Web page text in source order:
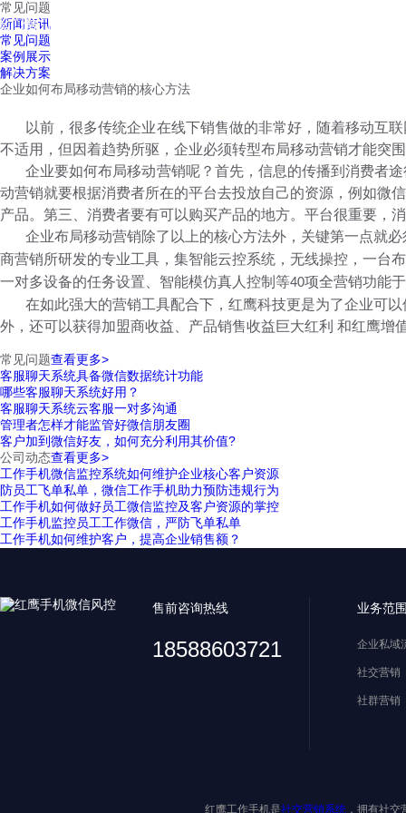
红鹰工作手机
常见问题
新闻资讯
常见问题
案例展示
解决方案
企业如何布局移动营销的核心方法
以前，很多传统企业在线下销售做的非常好，随着移动互
不适用，但因着趋势所驱，企业必须转型布局移动营销才能突
企业要如何布局移动营销呢？首先，信息的传播到消费者
动营销就要根据消费者所在的平台去投放自己的资源，例如微
产品。第三、消费者要有可以购买产品的地方。平台很重要，
企业布局移动营销除了以上的核心方法外，关键第一点就
商营销所研发的专业工具，集智能云控系统，无线操控，一台
一对多设备的任务设置、智能模仿真人控制等40项全营销功能
在如此强大的营销工具配合下，红鹰科技更是为了企业可
外，还可以获得加盟商收益、产品销售收益巨大红利 和红鹰
常见问题查看更多>
客服聊天系统具备微信数据统计功能
哪些客服聊天系统好用？
客服聊天系统云客服一对多沟通
管理者怎样才能监管好微信朋友圈
客户加到微信好友，如何充分利用其价值?
公司动态查看更多>
工作手机微信监控系统如何维护企业核心客户资源
防员工飞单私单，微信工作手机助力预防违规行为
工作手机如何做好员工微信监控及客户资源的掌控
工作手机监控员工工作微信，严防飞单私单
工作手机如何维护客户，提高企业销售额？
售前咨询热线
18588603721
业务范
企业私域
社交营销
社群营销
红鹰工作手机是社交营销系统 ，拥有社